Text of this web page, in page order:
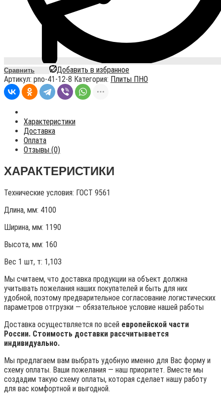
Сравнить
Добавить в избранное
Артикул: pno-41-12-8 Категория: Плиты ПНО
Характеристики
Доставка
Оплата
Отзывы (0)
ХАРАКТЕРИСТИКИ
Технические условия: ГОСТ 9561
Длина, мм: 4100
Ширина, мм: 1190
Высота, мм: 160
Вес 1 шт, т: 1,103
Мы считаем, что доставка продукции на объект должна
учитывать пожелания наших покупателей и быть для них
удобной, поэтому предварительное согласование логистических
параметров отгрузки — обязательное условие нашей работы
Доставка осуществляется по всей европейской части
России. Стоимость доставки рассчитывается
индивидуально.
Мы предлагаем вам выбрать удобную именно для Вас форму и
схему оплаты. Ваши пожелания — наш приоритет. Вместе мы
создадим такую схему оплаты, которая сделает нашу работу
для вас комфортной и выгодной.